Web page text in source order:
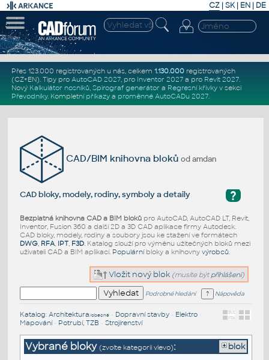
CZ | SK| EN | DE
Přes 123.000 registrovaných u nás, celkem 1.130.000registrovaných
(CZ+EN). Tipy pro AutoCAD 2027, pro Inventor 2027a pro Revit 2027.
Nový Kalkulátor nosníků, Spirograf generátor a Regresní křivkyv sekci
Převodníky. Kompletní příkazya proměnné AutoCADu 2027.
CAD/BIM knihovna blokůod amdan
?
CAD bloky, modely, rodiny, symboly a detaily
Bezplatná knihovna CAD a BIM blokůpro AutoCAD, AutoCAD LT, Revit,
Inventor, Fusion 360 a další 2D a 3D CAD aplikace firmy Autodesk.
CAD bloky, modely, rodiny a soubory jsou ke stažení ve formátech
DWG, RFA, IPT, F3D. Katalog slouží pro výměnu užitečných bloků mezi
uživateli CAD a BIM aplikací. Populárníbloky a knihovny výrobců.
Vložit nový blok (musíte být přihlášeni)
Podrobné hledání Nápověda
Katalog: Architektura/obecné• Dopravní stavby• Elektro•
Mapování• Potrubí, TZB • Strojírenství
Vybrané bloky (zvolte kategorii vlevo): blok